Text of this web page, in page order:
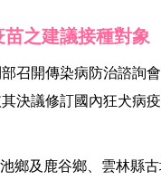
之建議接種對象
召開傳染病防治諮詢
決議修訂國內狂犬病
鄉及鹿谷鄉、雲林縣